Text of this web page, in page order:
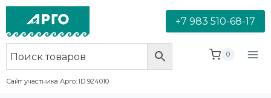
+7 983 510-68-17
Сайт участника Арго: ID 924010
0